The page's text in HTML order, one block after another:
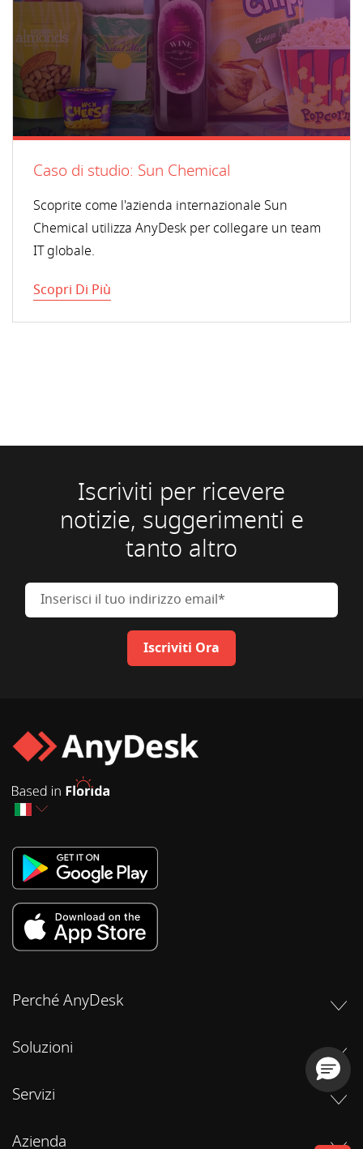
Caso di studio: Sun Chemical
Scoprite come l'azienda internazionale Sun
Chemical utilizza AnyDesk per collegare un team
IT globale.
Scopri Di Più
Iscriviti per ricevere
notizie, suggerimenti e
tanto altro
Inserisci il tuo indirizzo email
Iscriviti Ora
Perché AnyDesk
Soluzioni
Servizi
Azienda